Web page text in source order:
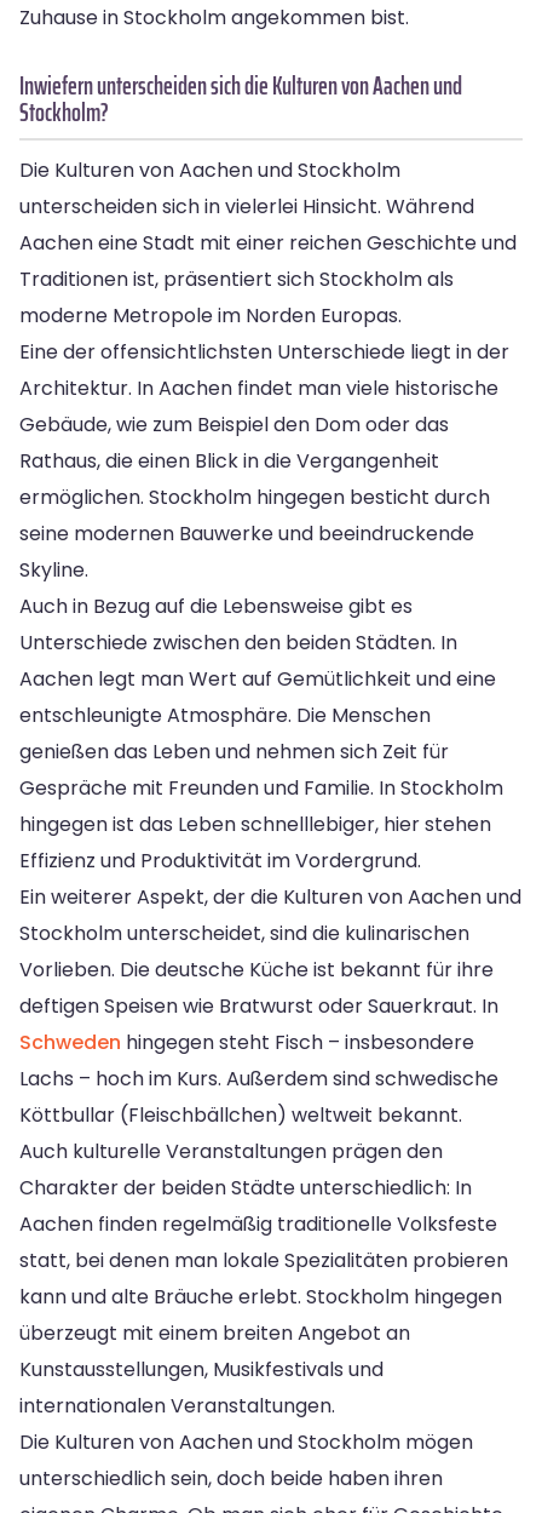
Zuhause in Stockholm angekommen bist.
Inwiefern unterscheiden sich die Kulturen von Aachen und
Stockholm?
Die Kulturen von Aachen und Stockholm
unterscheiden sich in vielerlei Hinsicht. Während
Aachen eine Stadt mit einer reichen Geschichte und
Traditionen ist, präsentiert sich Stockholm als
moderne Metropole im Norden Europas.
Eine der offensichtlichsten Unterschiede liegt in der
Architektur. In Aachen findet man viele historische
Gebäude, wie zum Beispiel den Dom oder das
Rathaus, die einen Blick in die Vergangenheit
ermöglichen. Stockholm hingegen besticht durch
seine modernen Bauwerke und beeindruckende
Skyline.
Auch in Bezug auf die Lebensweise gibt es
Unterschiede zwischen den beiden Städten. In
Aachen legt man Wert auf Gemütlichkeit und eine
entschleunigte Atmosphäre. Die Menschen
genießen das Leben und nehmen sich Zeit für
Gespräche mit Freunden und Familie. In Stockholm
hingegen ist das Leben schnelllebiger, hier stehen
Effizienz und Produktivität im Vordergrund.
Ein weiterer Aspekt, der die Kulturen von Aachen und
Stockholm unterscheidet, sind die kulinarischen
Vorlieben. Die deutsche Küche ist bekannt für ihre
deftigen Speisen wie Bratwurst oder Sauerkraut. In
Schweden hingegen steht Fisch – insbesondere
Lachs – hoch im Kurs. Außerdem sind schwedische
Köttbullar (Fleischbällchen) weltweit bekannt.
Auch kulturelle Veranstaltungen prägen den
Charakter der beiden Städte unterschiedlich: In
Aachen finden regelmäßig traditionelle Volksfeste
statt, bei denen man lokale Spezialitäten probieren
kann und alte Bräuche erlebt. Stockholm hingegen
überzeugt mit einem breiten Angebot an
Kunstausstellungen, Musikfestivals und
internationalen Veranstaltungen.
Die Kulturen von Aachen und Stockholm mögen
unterschiedlich sein, doch beide haben ihren